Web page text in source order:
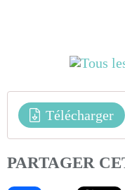
Télécharger
PARTAGER